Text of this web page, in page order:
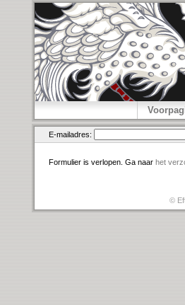
E-mailadres:
Formulier is verlopen. Ga naar het
©